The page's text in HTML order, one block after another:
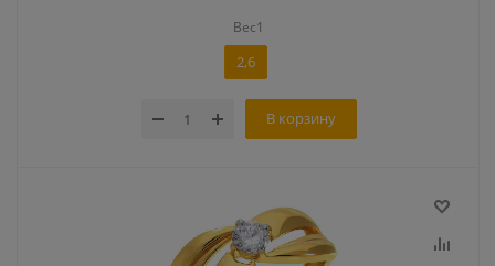
Вес1
2,6
В корзину